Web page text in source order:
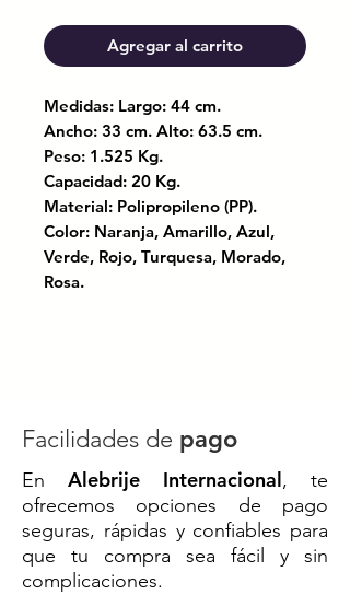
Agregar al carrito
Medidas: Largo: 44 cm.
Ancho: 33 cm. Alto: 63.5 cm.
Peso: 1.525 Kg.
Capacidad: 20 Kg.
Material: Polipropileno (PP).
Color: Naranja, Amarillo, Azul,
Verde, Rojo, Turquesa, Morado,
Rosa.
grande para ropa! Ideal para el
hogar o lavandería, con gran
capacidad y material resistente.
Cómodo, funcional y fácil de
limpiar: ¡tu aliado perfecto para el
día a día!
Facilidades de pago
En Alebrije Internacional, te
ofrecemos opciones de pago
seguras, rápidas y confiables para
que tu compra sea fácil y sin
complicaciones.